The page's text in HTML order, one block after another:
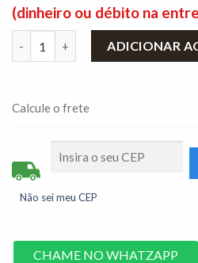
(dinheiro ou débito na
ADICIONAR
Calcule o frete
Não sei meu CEP
CHAME NO WHATZAPP